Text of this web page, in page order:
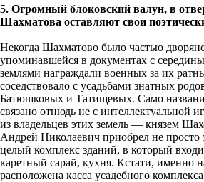
5. Огромный блоковский валун, в
Шахматова оставляют свои
Некогда Шахматово было частью
упоминавшейся в документах с
землями награждали военных за их
соседствовало с усадьбами знатных
Батюшковых и Татищевых. Само
связано отнюдь не с интеллектуальной
из владельцев этих земель — князем
Андрей Николаевич приобрел не просто
целый комплекс зданий, в который
каретный сарай, кухня. Кстати, именно
расположена касса усадебного